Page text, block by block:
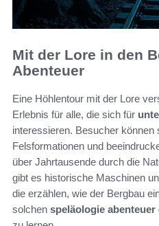
Mit der Lore in den
Abenteuer
Eine Höhlentour mit der Lore
Erlebnis für alle, die sich für
interessieren. Besucher können
Felsformationen und
über Jahrtausende durch die
gibt es historische Maschinen
die erzählen, wie der Bergbau
solchen speläologie abenteuer